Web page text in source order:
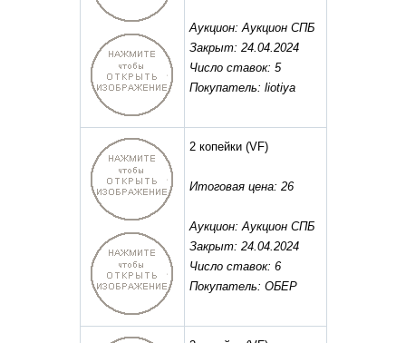
Аукцион: Аукцион СПБ
Закрыт: 24.04.2024
Число ставок: 5
Покупатель: liotiya
2 копейки (VF)
Итоговая цена: 26
Аукцион: Аукцион СПБ
Закрыт: 24.04.2024
Число ставок: 6
Покупатель: ОБЕР